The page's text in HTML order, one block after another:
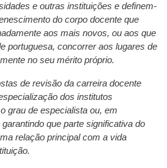
e outras instituições e definem-
do corpo docente que
aos mais novos, ou aos que
portuguesa, concorrer aos lugares de
no seu mérito próprio.
de revisão da carreira docente
dos institutos
grau de especialista ou, em
que parte significativa do
relação principal com a vida